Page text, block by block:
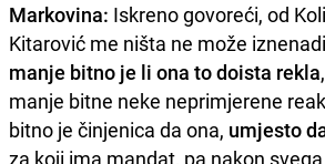
Markovina: Iskreno govoreći, od
Kitarović me ništa ne može
manje bitno je li ona to doista rekla
manje bitne neke neprimjerene
bitno je činjenica da ona, umjesto
za koji ima mandat, pa nakon